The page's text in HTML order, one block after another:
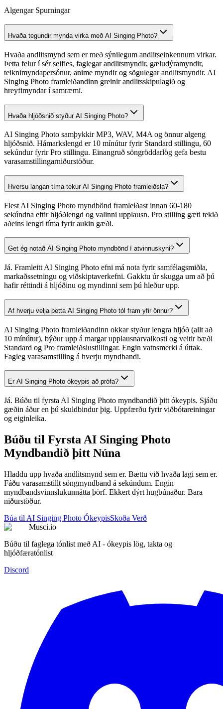
Algengar Spurningar
Hvaða tegundir mynda virka með AI Singing Photo?
Hvaða andlitsmynd sem er með sýnilegum andlitseinkennum virkar.
Þetta felur í sér selfies, faglegar andlitsmyndir, gæludýramyndir,
teiknimyndapersónur, anime myndir og sögulegar andlitsmyndir. AI
Singing Photo framleiðandinn greinir andlitsskipulagið og
hreyfimyndar í samræmi.
Hvaða hljóðsnið styður AI Singing Photo?
AI Singing Photo samþykkir MP3, WAV, M4A og önnur algeng
hljóðsnið. Hámarkslengd er 10 mínútur fyrir Standard stillingu, 60
sekúndur fyrir Pro stillingu. Einangruð söngröddarlög gefa bestu
varasamstillingarniðurstöður.
Hversu langan tíma tekur AI Singing Photo framleiðsla?
Flest AI Singing Photo myndbönd framleiðast innan 60-180
sekúndna eftir hljóðlengd og valinni upplausn. Pro stilling gæti tekið
aðeins lengri tíma fyrir aukin gæði.
Get ég notað AI Singing Photo myndbönd í atvinnuskyni?
Já. Framleitt AI Singing Photo efni má nota fyrir samfélagsmiðla,
markaðssetningu og viðskiptaverkefni. Gakktu úr skugga um að þú
hafir réttindi á hljóðinu og myndinni sem þú hleður upp.
Af hverju velja þetta AI Singing Photo tól fram yfir önnur?
AI Singing Photo framleiðandinn okkar styður lengra hljóð (allt að
10 mínútur), býður upp á margar upplausnarvalkosti og veitir bæði
Standard og Pro framleiðslustillingar. Engin vatnsmerki á úttak.
Fagleg varasamstilling á hverju myndbandi.
Er AI Singing Photo ókeypis að prófa?
Já. Búðu til fyrsta AI Singing Photo myndbandið þitt ókeypis. Sjáðu
gæðin áður en þú skuldbindur þig. Uppfærðu fyrir viðbótareiningar
og eiginleika.
Búðu til Fyrsta AI Singing Photo
Myndbandið þitt Núna
Hladdu upp hvaða andlitsmynd sem er. Bættu við hvaða lagi sem er.
Fáðu varasamstillt söngmyndband á sekúndum. Engin
myndbandsvinnslukunnátta þörf. Ekkert dýrt hugbúnaður. Bara
niðurstöður.
Búa til AI Singing Photo ÓkeypisSkoða Verð
Musci.io
Búðu til faglega tónlist með AI - ókeypis lög, takta og
hljóðfæratónlist
Discord